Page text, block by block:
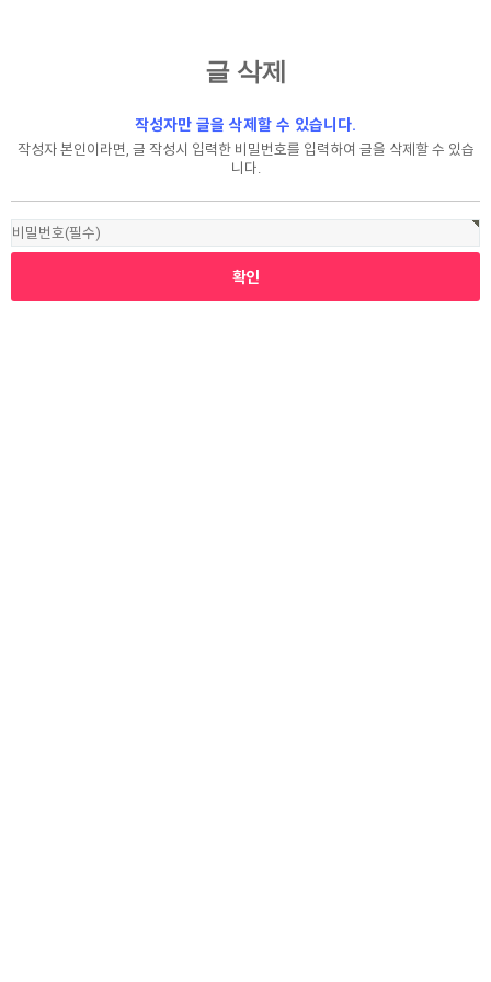
글 삭제
작성자만 글을 삭제할 수 있습니다.
작성자 본인이라면, 글 작성시 입력한 비밀번호를 입력하여 글을 삭제할 수 있습
니다.